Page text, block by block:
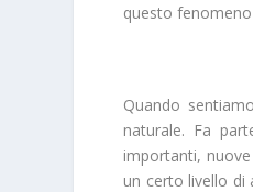
questo
Quando
naturale. Fa
importanti,
un certo livello di